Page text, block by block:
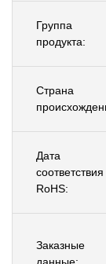
Группа
продукта:
Страна
Дата
соответствия
RoHS:
Заказные